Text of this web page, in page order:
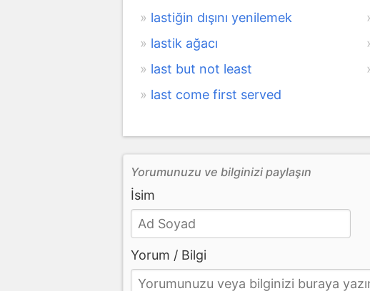
lastiğin dışını yenilemek
lastik ağacı
last but not least
last come first served
Yorumunuzu ve bilginizi paylaşın
İsim
Yorum / Bilgi